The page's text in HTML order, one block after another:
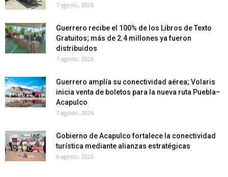
7 agosto, 2026
Guerrero recibe el 100% de los Libros de Texto
Gratuitos; más de 2.4 millones ya fueron
distribuidos
7 agosto, 2026
Guerrero amplía su conectividad aérea; Volaris
inicia venta de boletos para la nueva ruta Puebla–
Acapulco
7 agosto, 2026
Gobierno de Acapulco fortalece la conectividad
turística mediante alianzas estratégicas
6 agosto, 2026